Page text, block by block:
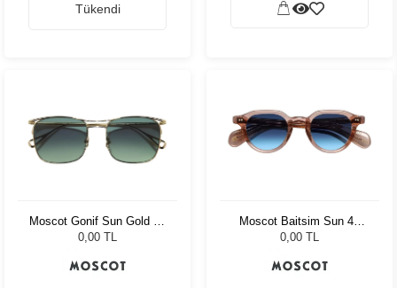
Tükendi
Moscot Gonif Sun Gold 54
Forest Wood
0,00 TL
Moscot Baitsim Sun 48
Vintage Rose Den Bl
0,00 TL